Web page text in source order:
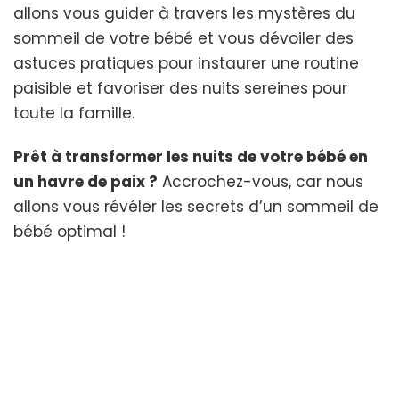
allons vous guider à travers les mystères du
sommeil de votre bébé et vous dévoiler des
astuces pratiques pour instaurer une routine
paisible et favoriser des nuits sereines pour
toute la famille.
Prêt à transformer les nuits de votre bébé en
un havre de paix ? Accrochez-vous, car nous
allons vous révéler les secrets d’un sommeil de
bébé optimal !